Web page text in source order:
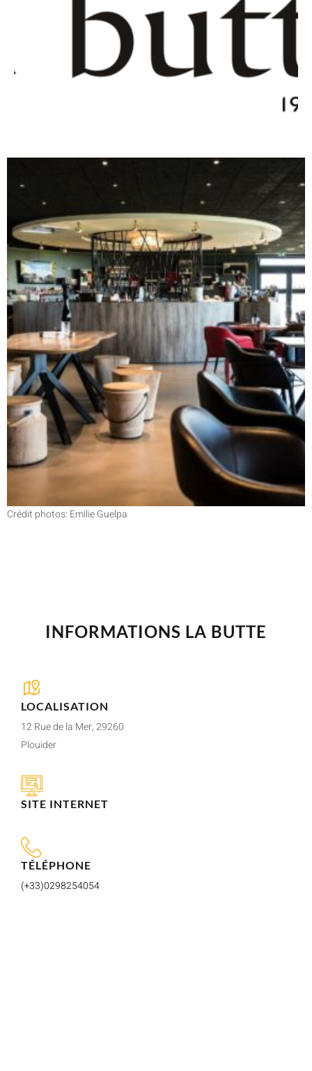
Crédit photos: Emilie Guelpa
INFORMATIONS LA BUTTE
LOCALISATION
12 Rue de la Mer, 29260
Plouider
SITE INTERNET
TÉLÉPHONE
(+33)0298254054